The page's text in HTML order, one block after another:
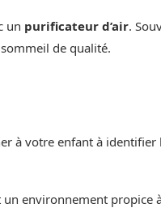
un purificateur d’air.
de qualité.
à votre enfant à
environnement propice